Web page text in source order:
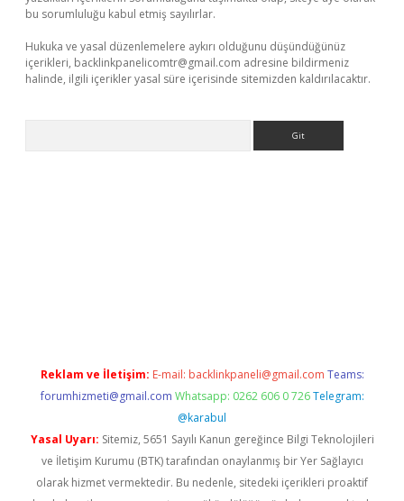
bu sorumluluğu kabul etmiş sayılırlar.
Hukuka ve yasal düzenlemelere aykırı olduğunu düşündüğünüz
içerikleri, backlinkpanelicomtr@gmail.com adresine bildirmeniz
halinde, ilgili içerikler yasal süre içerisinde sitemizden kaldırılacaktır.
Reklam ve İletişim: E-mail: backlinkpaneli@gmail.com Teams:
forumhizmeti@gmail.com Whatsapp: 0262 606 0 726 Telegram:
@karabul
Yasal Uyarı: Sitemiz, 5651 Sayılı Kanun gereğince Bilgi Teknolojileri
ve İletişim Kurumu (BTK) tarafından onaylanmış bir Yer Sağlayıcı
olarak hizmet vermektedir. Bu nedenle, sitedeki içerikleri proaktif